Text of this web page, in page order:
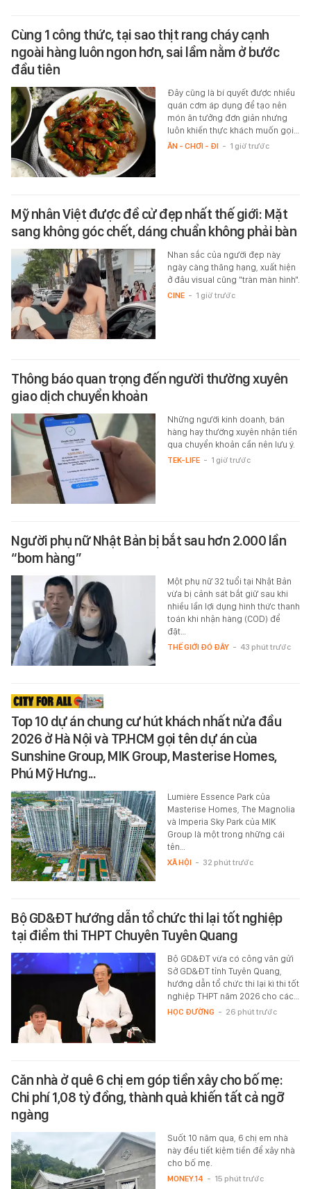
Cùng 1 công thức, tại sao thịt rang cháy cạnh
ngoài hàng luôn ngon hơn, sai lầm nằm ở bước
đầu tiên
Đây cũng là bí quyết được nhiều
quán cơm áp dụng để tạo nên
món ăn tưởng đơn giản nhưng
luôn khiến thực khách muốn gọi…
ĂN - CHƠI - ĐI - 1 giờ trước
Mỹ nhân Việt được đề cử đẹp nhất thế giới: Mặt
sang không góc chết, dáng chuẩn không phải bàn
Nhan sắc của người đẹp này
ngày càng thăng hạng, xuất hiện
ở đâu visual cũng "tràn màn hình".
CINE - 1 giờ trước
Thông báo quan trọng đến người thường xuyên
giao dịch chuyển khoản
Những người kinh doanh, bán
hàng hay thường xuyên nhận tiền
qua chuyển khoản cần nên lưu ý.
TEK-LIFE - 1 giờ trước
Người phụ nữ Nhật Bản bị bắt sau hơn 2.000 lần
“bom hàng”
Một phụ nữ 32 tuổi tại Nhật Bản
vừa bị cảnh sát bắt giữ sau khi
nhiều lần lợi dụng hình thức thanh
toán khi nhận hàng (COD) để
đặt…
THẾ GIỚI ĐÓ ĐÂY - 43 phút trước
Top 10 dự án chung cư hút khách nhất nửa đầu
2026 ở Hà Nội và TP.HCM gọi tên dự án của
Sunshine Group, MIK Group, Masterise Homes,
Phú Mỹ Hưng...
Lumière Essence Park của
Masterise Homes, The Magnolia
và Imperia Sky Park của MIK
Group là một trong những cái
tên…
XÃ HỘI - 32 phút trước
Bộ GD&ĐT hướng dẫn tổ chức thi lại tốt nghiệp
tại điểm thi THPT Chuyên Tuyên Quang
Bộ GD&ĐT vừa có công văn gửi
Sở GD&ĐT tỉnh Tuyên Quang,
hướng dẫn tổ chức thi lại kì thi tốt
nghiệp THPT năm 2026 cho các…
HỌC ĐƯỜNG - 26 phút trước
Căn nhà ở quê 6 chị em góp tiền xây cho bố mẹ:
Chi phí 1,08 tỷ đồng, thành quả khiến tất cả ngỡ
ngàng
Suốt 10 năm qua, 6 chị em nhà
này đều tiết kiệm tiền để xây nhà
cho bố mẹ.
MONEY.14 - 15 phút trước